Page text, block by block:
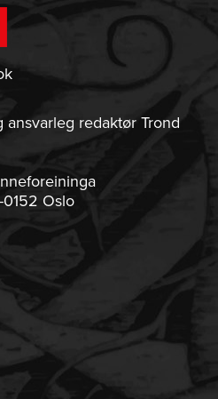
ansvarleg redaktør Trond
0152 Oslo